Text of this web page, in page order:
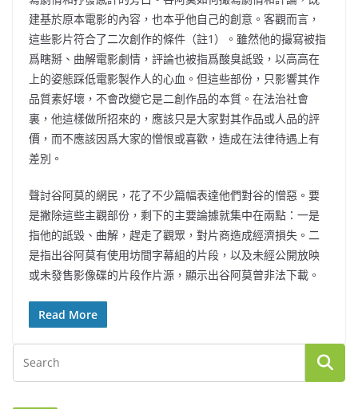
建基於原本電影的內容，也本乎他自己的創意。客觀而言，
這些影片符合了二次創作的條件（註1）。雖然他的撮寫被指
爲瞎掰、曲解電影劇情，評論也被指爲酸臭詆毀，以高高在
上的姿態踩低電影製作人的心血。但這些部份，只影響其作
品質素好壞，不會改變它是二創作品的本質。在法治社會
裏，他這樣做所招來的，應該只是大家對其作品或人品的評
價，而不應該因爲大家的憎恨或喜歡，造成在法律待遇上有
差別。
聲討谷阿莫的網民，花了不少篇幅表達他們對谷的憎惡。要
是撇除這些主觀部份，剩下的主要論據就集中在兩點：一是
指他的詆毀、曲解，趕走了觀眾，對片商造成經濟損失。二
是指出谷阿莫有使用坊間字幕組的片段，以及未經公開放映
或未發售影像碟的片段作片源，顯示出谷阿莫曾非法下載。
Read More